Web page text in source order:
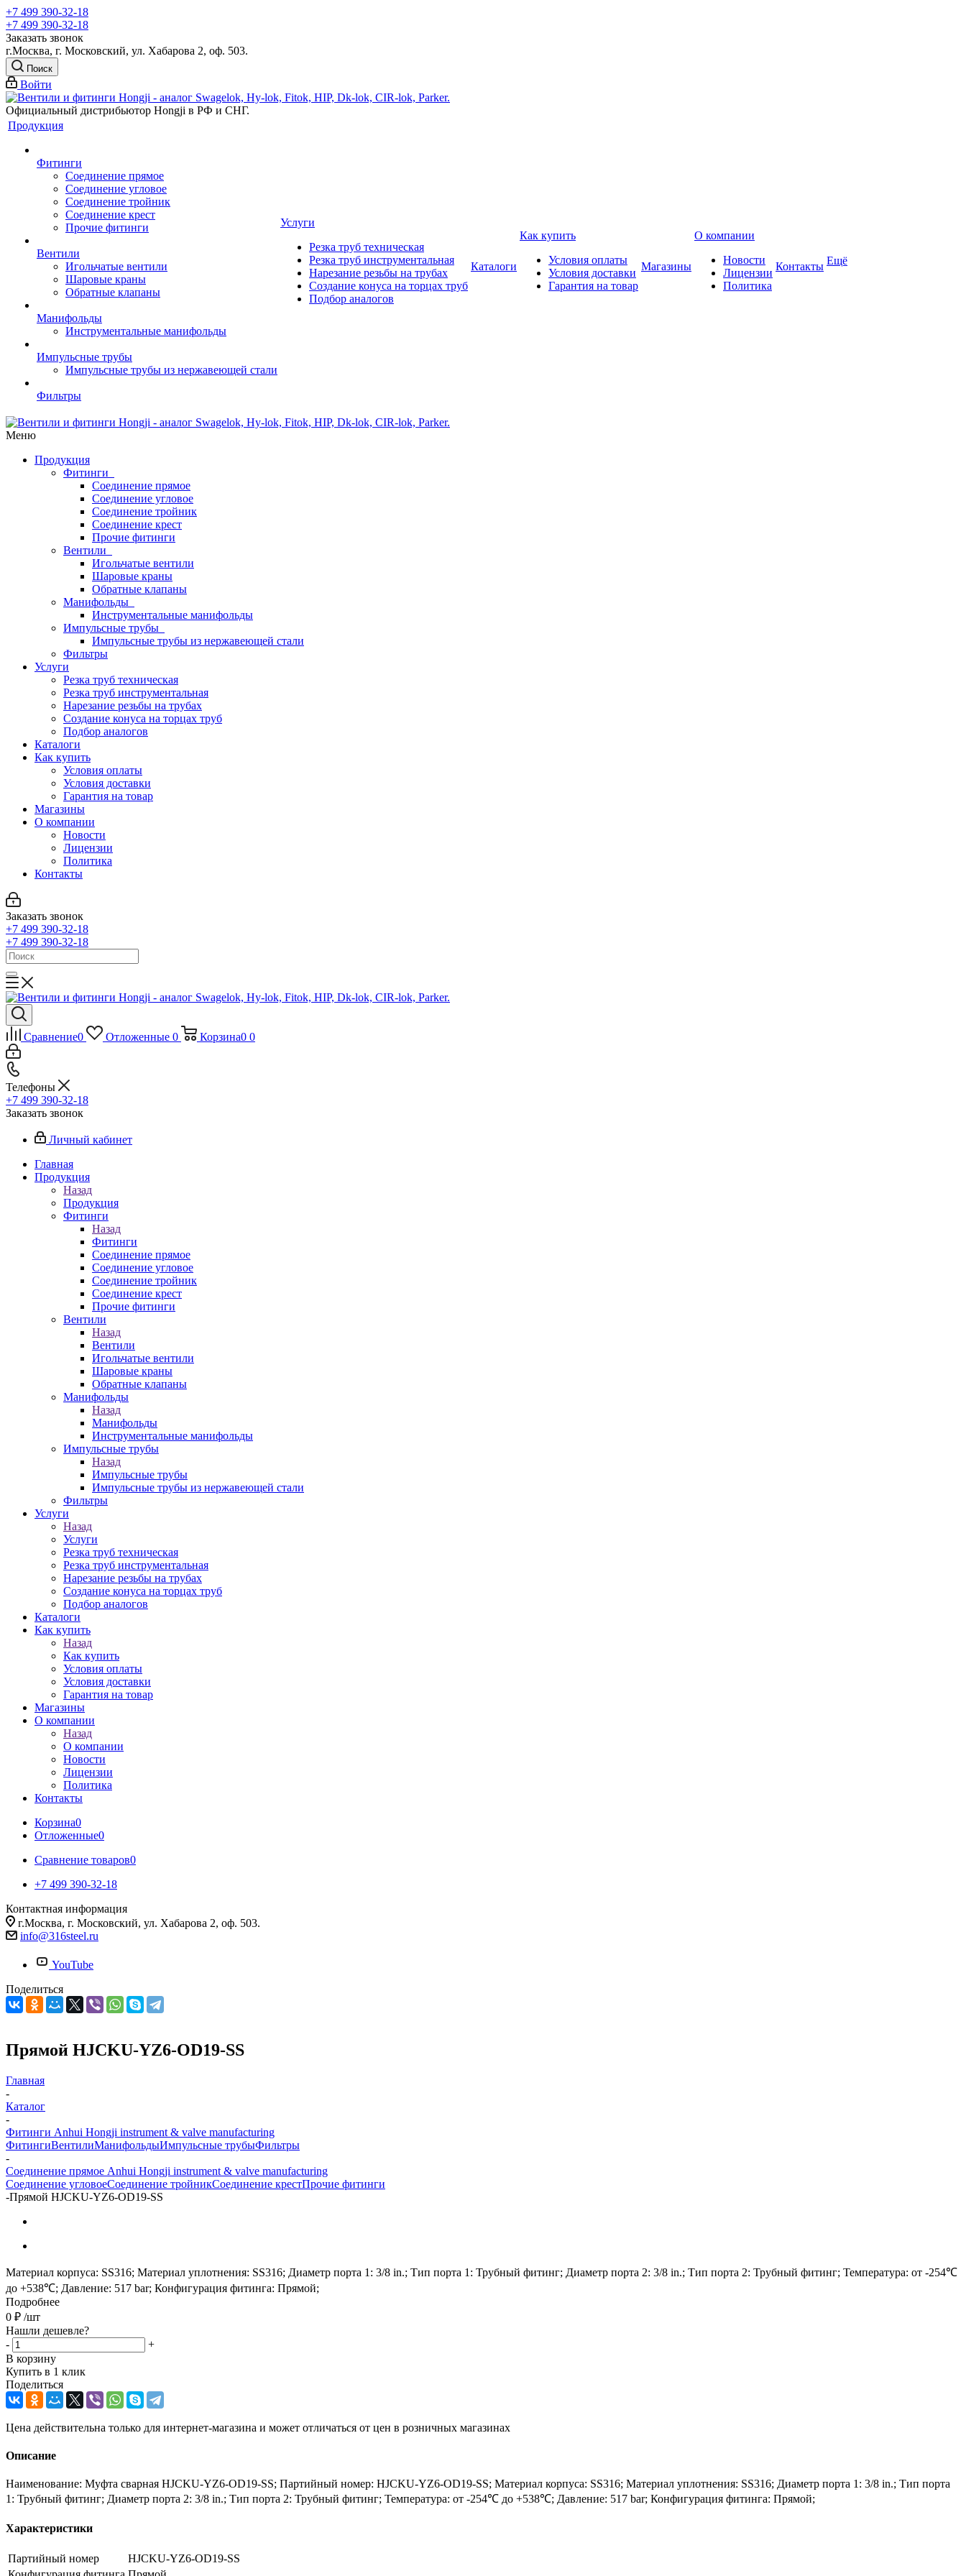
+7 499 390-32-18
+7 499 390-32-18
Заказать звонок
г.Москва, г. Московский, ул. Хабарова 2, оф. 503.
Поиск
Войти
Официальный дистрибьютор Hongji в РФ и СНГ.
Продукция
Фитинги
Соединение прямое
Соединение угловое
Соединение тройник
Соединение крест
Прочие фитинги
Вентили
Игольчатые вентили
Шаровые краны
Обратные клапаны
Манифольды
Инструментальные манифольды
Импульсные трубы
Импульсные трубы из нержавеющей стали
Фильтры
Услуги
Резка труб техническая
Резка труб инструментальная
Нарезание резьбы на трубах
Создание конуса на торцах труб
Подбор аналогов
Каталоги
Как купить
Условия оплаты
Условия доставки
Гарантия на товар
Магазины
О компании
Новости
Лицензии
Политика
Контакты Ещё
Меню
Продукция
Фитинги
Соединение прямое
Соединение угловое
Соединение тройник
Соединение крест
Прочие фитинги
Вентили
Игольчатые вентили
Шаровые краны
Обратные клапаны
Манифольды
Инструментальные манифольды
Импульсные трубы
Импульсные трубы из нержавеющей стали
Фильтры
Услуги
Резка труб техническая
Резка труб инструментальная
Нарезание резьбы на трубах
Создание конуса на торцах труб
Подбор аналогов
Каталоги
Как купить
Условия оплаты
Условия доставки
Гарантия на товар
Магазины
О компании
Новости
Лицензии
Политика
Контакты
Заказать звонок
+7 499 390-32-18
+7 499 390-32-18
Сравнение0 Отложенные 0 Корзина0 0
Телефоны
+7 499 390-32-18
Заказать звонок
Личный кабинет
Главная
Продукция
Назад
Продукция
Фитинги
Назад
Фитинги
Соединение прямое
Соединение угловое
Соединение тройник
Соединение крест
Прочие фитинги
Вентили
Назад
Вентили
Игольчатые вентили
Шаровые краны
Обратные клапаны
Манифольды
Назад
Манифольды
Инструментальные манифольды
Импульсные трубы
Назад
Импульсные трубы
Импульсные трубы из нержавеющей стали
Фильтры
Услуги
Назад
Услуги
Резка труб техническая
Резка труб инструментальная
Нарезание резьбы на трубах
Создание конуса на торцах труб
Подбор аналогов
Каталоги
Как купить
Назад
Как купить
Условия оплаты
Условия доставки
Гарантия на товар
Магазины
О компании
Назад
О компании
Новости
Лицензии
Политика
Контакты
Корзина0
Отложенные0
Сравнение товаров0
+7 499 390-32-18
Контактная информация
г.Москва, г. Московский, ул. Хабарова 2, оф. 503.
info@316steel.ru
YouTube
Поделиться
Прямой HJCKU-YZ6-OD19-SS
Главная
-
Каталог
-
Фитинги Anhui Hongji instrument & valve manufacturing
ФитингиВентилиМанифольдыИмпульсные трубыФильтры
-
Соединение прямое Anhui Hongji instrument & valve manufacturing
Соединение угловоеСоединение тройникСоединение крестПрочие фитинги
-Прямой HJCKU-YZ6-OD19-SS
Материал корпуса: SS316; Материал уплотнения: SS316; Диаметр порта 1: 3/8 in.; Тип порта 1: Трубный фитинг; Диаметр порта 2: 3/8 in.; Тип порта 2: Трубный фитинг; Температура: от -254℃
до +538℃; Давление: 517 bar; Конфигурация фитинга: Прямой;
Подробнее
0 ₽ /шт
Нашли дешевле?
-
+
В корзину
Купить в 1 клик
Поделиться
Цена действительна только для интернет-магазина и может отличаться от цен в розничных магазинах
Описание
Наименование: Муфта сварная HJCKU-YZ6-OD19-SS; Партийный номер: HJCKU-YZ6-OD19-SS; Материал корпуса: SS316; Материал уплотнения: SS316; Диаметр порта 1: 3/8 in.; Тип порта
1: Трубный фитинг; Диаметр порта 2: 3/8 in.; Тип порта 2: Трубный фитинг; Температура: от -254℃ до +538℃; Давление: 517 bar; Конфигурация фитинга: Прямой;
Характеристики
Партийный номер
HJCKU-YZ6-OD19-SS